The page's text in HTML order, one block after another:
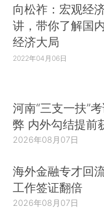
向松祚：宏观经
讲，带你了解国
经济大局
2022年04月06日
河南“三支一扶”
弊 内外勾结提前
2026年08月07日
海外金融专才回
工作签证翻倍
2026年08月07日